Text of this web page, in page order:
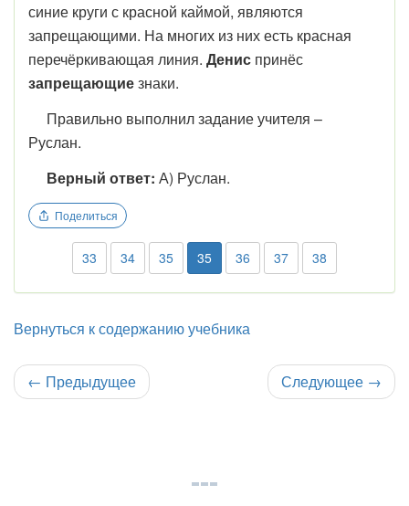
синие круги с красной каймой, являются
запрещающими. На многих из них есть красная
перечёркивающая линия. Денис принёс
запрещающиезнаки.
Правильно выполнил задание учителя –
Руслан.
Верный ответ: А) Руслан.
Поделиться
33 34 35 35 36 37 38
Вернуться к содержанию учебника
← Предыдущее Следующее →